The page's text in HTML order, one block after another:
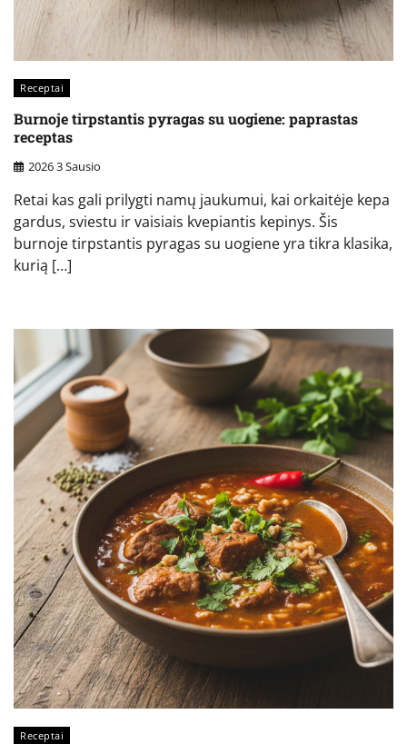
Receptai
Burnoje tirpstantis pyragas su uogiene: paprastas
receptas
2026 3 Sausio
Retai kas gali prilygti namų jaukumui, kai orkaitėje kepa
gardus, sviestu ir vaisiais kvepiantis kepinys. Šis
burnoje tirpstantis pyragas su uogiene yra tikra klasika,
kurią […]
Receptai